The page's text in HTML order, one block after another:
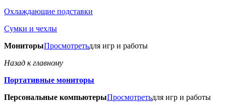
Охлаждающие подставки
Сумки и чехлы
МониторыПросмотретьдля игр и работы
Назад к главному
Портативные мониторы
Персональные компьютерыПросмотретьдля игр и работы